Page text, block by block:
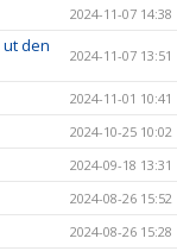
2024-11-07 14:38
den
2024-11-07 13:51
2024-11-01 10:41
2024-10-25 10:02
2024-09-18 13:31
2024-08-26 15:52
2024-08-26 15:28